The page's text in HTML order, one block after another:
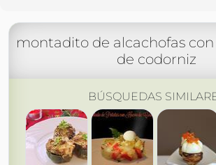
montadito de alcachofas con
de codorniz
BÚSQUEDAS